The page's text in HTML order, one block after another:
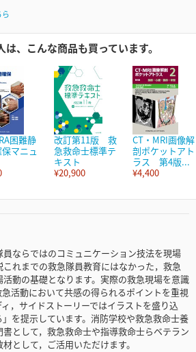
ら
、こんな商品も買っています。
困難静
マニュ
改訂第11版 救
急救命士標準テ
キスト
¥20,900
CT・MRI画像解
剖ポケットアト
ラス 第4版...
¥4,400
ならではのコミュニケーション技法を現場
これまでの救急隊員教育にはなかった，救急
動の基礎となります。実際の救急現場を意識
活動において共感の得られるポイントを重視
，サイドストーリーではイラストを盛り込
を提示しています。消防学校や救急救命士養
として，救急救命士や指導救命士らベテラン
として，ご活用いただけます。